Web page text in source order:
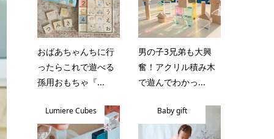
おばあちゃんちに行
ったらこれで遊べる
孫用おもちゃ『...
男の子3兄弟も大興
奮！アクリル積み木
で遊んでわかっ...
Lumiere Cubes Baby gift